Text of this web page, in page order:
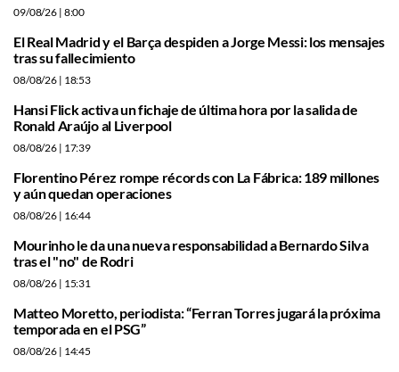
09/08/26 | 8:00
El Real Madrid y el Barça despiden a Jorge Messi: los mensajes
tras su fallecimiento
08/08/26 | 18:53
Hansi Flick activa un fichaje de última hora por la salida de
Ronald Araújo al Liverpool
08/08/26 | 17:39
Florentino Pérez rompe récords con La Fábrica: 189 millones
y aún quedan operaciones
08/08/26 | 16:44
Mourinho le da una nueva responsabilidad a Bernardo Silva
tras el "no" de Rodri
08/08/26 | 15:31
Matteo Moretto, periodista: “Ferran Torres jugará la próxima
temporada en el PSG”
08/08/26 | 14:45